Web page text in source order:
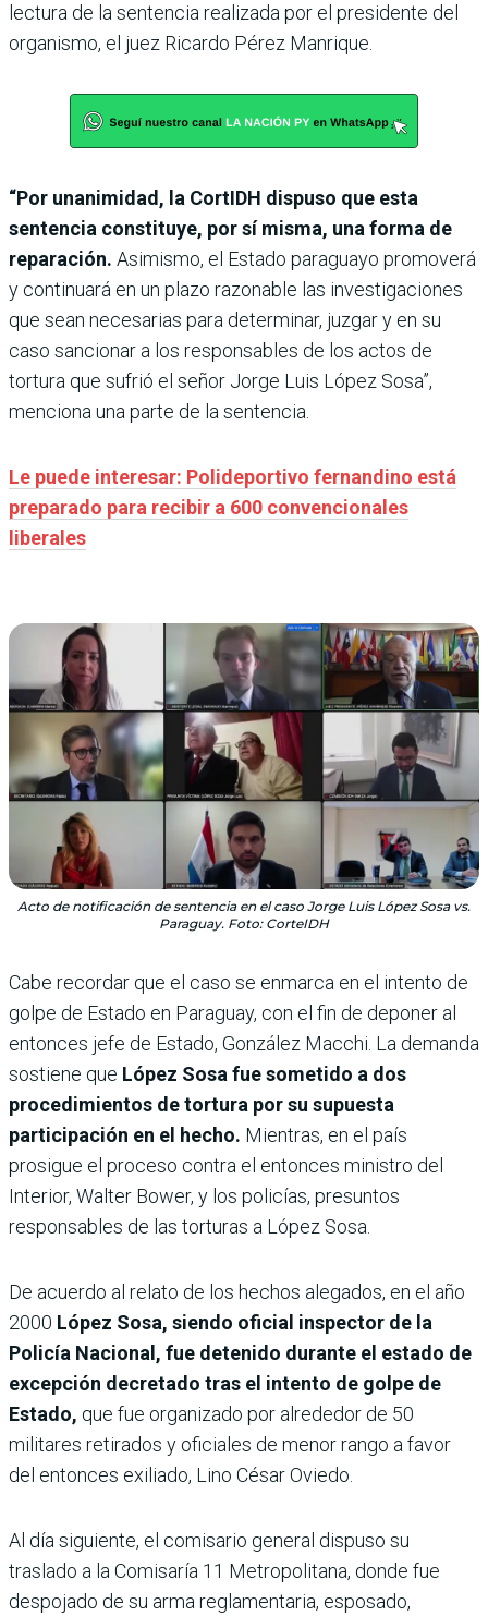
lectura de la sentencia realizada por el presidente del
organismo, el juez Ricardo Pérez Manrique.
“Por unanimidad, la CortIDH dispuso que esta
sentencia constituye, por sí misma, una forma de
reparación. Asimismo, el Estado paraguayo promoverá
y continuará en un plazo razonable las investigaciones
que sean necesarias para determinar, juzgar y en su
caso sancionar a los responsables de los actos de
tortura que sufrió el señor Jorge Luis López Sosa”,
menciona una parte de la sentencia.
Le puede interesar: Polideportivo fernandino está
preparado para recibir a 600 convencionales
liberales
Acto de notificación de sentencia en el caso Jorge Luis López Sosa vs.
Paraguay. Foto: CorteIDH
Cabe recordar que el caso se enmarca en el intento de
golpe de Estado en Paraguay, con el fin de deponer al
entonces jefe de Estado, González Macchi. La demanda
sostiene que López Sosa fue sometido a dos
procedimientos de tortura por su supuesta
participación en el hecho. Mientras, en el país
prosigue el proceso contra el entonces ministro del
Interior, Walter Bower, y los policías, presuntos
responsables de las torturas a López Sosa.
De acuerdo al relato de los hechos alegados, en el año
2000 López Sosa, siendo oficial inspector de la
Policía Nacional, fue detenido durante el estado de
excepción decretado tras el intento de golpe de
Estado, que fue organizado por alrededor de 50
militares retirados y oficiales de menor rango a favor
del entonces exiliado, Lino César Oviedo.
Al día siguiente, el comisario general dispuso su
traslado a la Comisaría 11 Metropolitana, donde fue
despojado de su arma reglamentaria, esposado,